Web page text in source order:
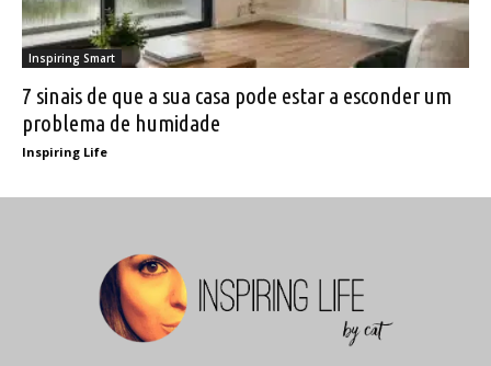
Inspiring Smart
7 sinais de que a sua casa pode estar a esconder um
problema de humidade
Inspiring Life